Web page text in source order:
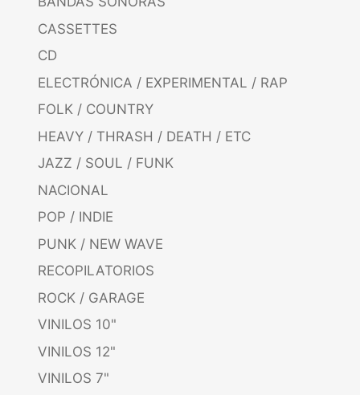
CASSETTES
CD
ELECTRÓNICA / EXPERIMENTAL / RAP
FOLK / COUNTRY
HEAVY / THRASH / DEATH / ETC
JAZZ / SOUL / FUNK
NACIONAL
POP / INDIE
PUNK / NEW WAVE
RECOPILATORIOS
ROCK / GARAGE
VINILOS 10"
VINILOS 12"
VINILOS 7"